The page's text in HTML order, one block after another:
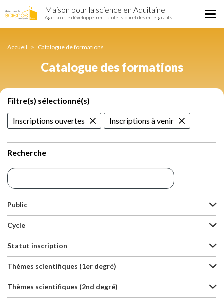
Catalogue
des
au
Maison pour la science en Aquitaine
Agir pour le développement professionnel des enseignants
Accueil Catalogue de formations
Catalogue des formations
Filtre(s) sélectionné(s)
Inscriptions ouvertes Inscriptions à venir
Recherche
Public
Cycle
Statut inscription
Thèmes scientifiques (1er degré)
Thèmes scientifiques (2nd degré)